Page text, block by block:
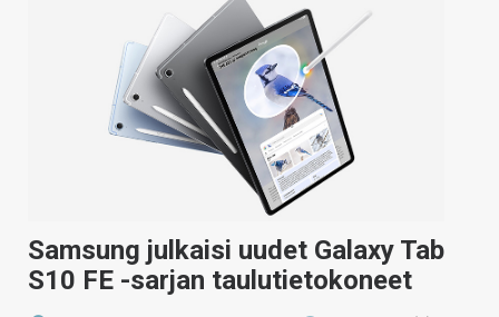
Samsung julkaisi uudet Galaxy Tab
S10 FE -sarjan taulutietokoneet